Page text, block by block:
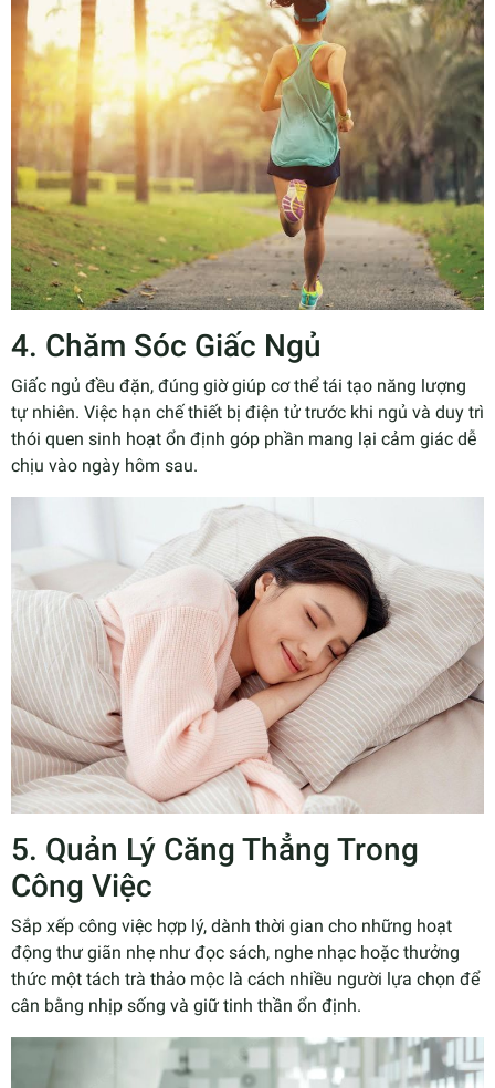
4. Chăm Sóc Giấc Ngủ
Giấc ngủ đều đặn, đúng giờ giúp cơ thể tái tạo năng lượng
tự nhiên. Việc hạn chế thiết bị điện tử trước khi ngủ và duy trì
thói quen sinh hoạt ổn định góp phần mang lại cảm giác dễ
chịu vào ngày hôm sau.
5. Quản Lý Căng Thẳng Trong
Công Việc
Sắp xếp công việc hợp lý, dành thời gian cho những hoạt
động thư giãn nhẹ như đọc sách, nghe nhạc hoặc thưởng
thức một tách trà thảo mộc là cách nhiều người lựa chọn để
cân bằng nhịp sống và giữ tinh thần ổn định.